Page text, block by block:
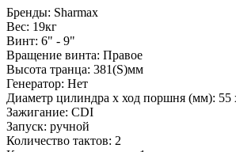
Бренды: Sharmax
Вес: 19кг
Винт: 6" - 9"
Вращение винта: Правое
Высота транца: 381(S)мм
Генератор: Нет
Диаметр цилиндра х ход поршня (мм): 55
Зажигание: CDI
Запуск: ручной
Количество тактов: 2